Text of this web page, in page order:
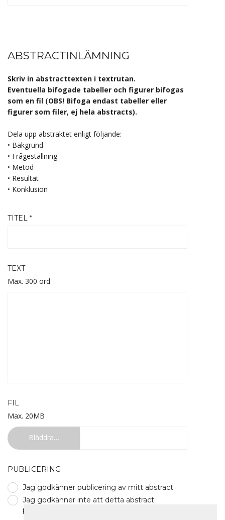
ABSTRACTINLÄMNING
Skriv in abstracttexten i textrutan.
Eventuella bifogade tabeller och figurer bifogas
som en fil (OBS! Bifoga endast tabeller eller
figurer som filer, ej hela abstracts).
Dela upp abstraktet enligt följande:
• Bakgrund
• Frågeställning
• Metod
• Resultat
• Konklusion
TITEL *
TEXT
Max. 300 ord
FIL
Max. 20MB
Bläddra…
PUBLICERING
Jag godkänner publicering av mitt abstract
Jag godkänner inte att detta abstract
publiceras